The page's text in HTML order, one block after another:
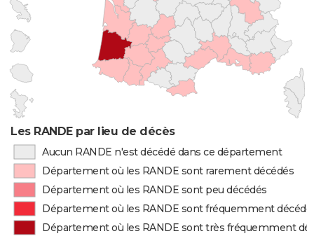
Les RANDE par lieu de décès
Aucun RANDE n'est décédé dans ce département
Département où les RANDE sont rarement décédés
Département où les RANDE sont peu décédés
Département où les RANDE sont fréquemment
Département où les RANDE sont très fréquemment